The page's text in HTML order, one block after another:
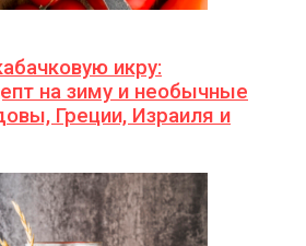
икру:
на зиму и необычные
Греции, Израиля и